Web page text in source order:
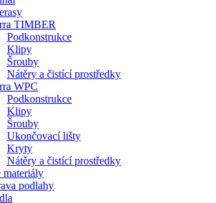
TIMBER
Podkonstrukce
Klipy
Šrouby
Nátěry a čistící prostředky
WPC
Podkonstrukce
Klipy
Šrouby
Ukončovací lišty
Kryty
Nátěry a čistící prostředky
podlahy